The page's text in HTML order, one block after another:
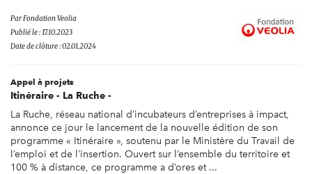
ParFondation Veolia
Publié le : 17.10.2023
Date de clôture : 02.01.2024
Appel à projets
Itinéraire - La Ruche -
La Ruche, réseau national d’incubateurs d’entreprises à impact,
annonce ce jour le lancement de la nouvelle édition de son
programme « Itinéraire », soutenu par le Ministère du Travail de
l’emploi et de l’insertion. Ouvert sur l’ensemble du territoire et
100 % à distance, ce programme a d’ores et ...